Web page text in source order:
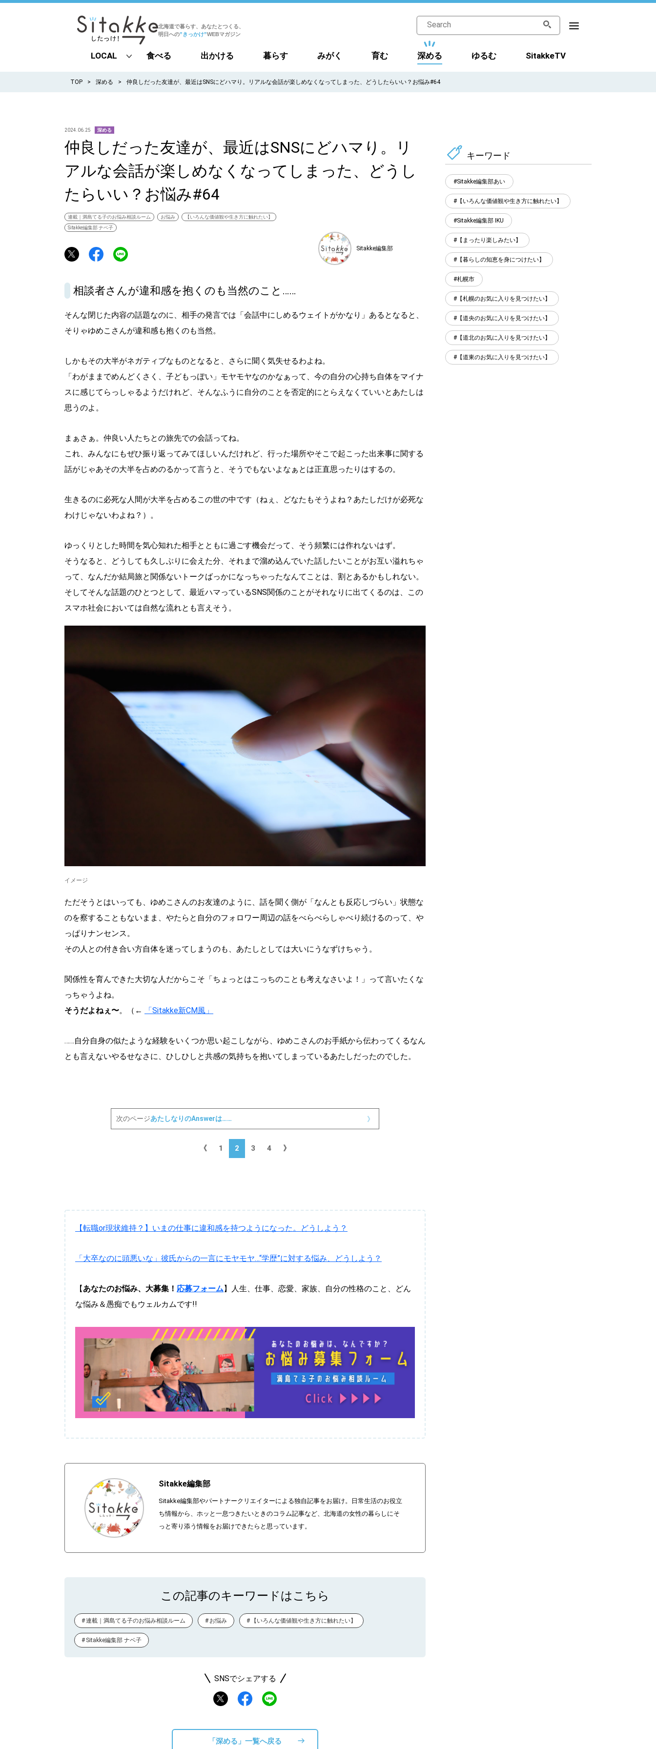
北海道で暮らす、あなたとつくる、
明日への”きっかけ”WEBマガジン
北海道で暮らす、あなたとつくる、
明日への”きっかけ”WEBマガジン
検索する
LOCAL
KEYWORD
LOCAL
all
道北
道南
道東
道央
食べる 出かける 暮らす みがく 育む 深める ゆるむ SitakkeTV
TOP 深める 仲良しだった友達が、最近はSNSにどハマり。リアルな会話が楽しめなくなってしまった、どうしたらいい？お悩み#64
2024.06.25 深める
仲良しだった友達が、最近はSNSにどハマり。リ
アルな会話が楽しめなくなってしまった、どうし
たらいい？お悩み#64
連載｜満島てる子のお悩み相談ルーム お悩み
【いろんな価値観や生き方に触れたい】
Sitakke編集部 ナベ子
Sitakke編集部
相談者さんが違和感を抱くのも当然のこと……
そんな閉じた内容の話題なのに、相手の発言では「会話中にしめるウェイトがかなり」あるとなると、
そりゃゆめこさんが違和感も抱くのも当然。
しかもその大半がネガティブなものとなると、さらに聞く気失せるわよね。
「わがままでめんどくさく、子どもっぽい」モヤモヤなのかなぁって、今の自分の心持ち自体をマイナ
スに感じてらっしゃるようだけれど、そんなふうに自分のことを否定的にとらえなくていいとあたしは
思うのよ。
まぁさぁ。仲良い人たちとの旅先での会話ってね。
これ、みんなにもぜひ振り返ってみてほしいんだけれど、行った場所やそこで起こった出来事に関する
話がじゃあその大半を占めのるかって言うと、そうでもないよなぁとは正直思ったりはするの。
生きるのに必死な人間が大半を占めるこの世の中です（ねぇ、どなたもそうよね？あたしだけが必死な
わけじゃないわよね？）。
ゆっくりとした時間を気心知れた相手とともに過ごす機会だって、そう頻繁には作れないはず。
そうなると、どうしても久しぶりに会えた分、それまで溜め込んでいた話したいことがお互い溢れちゃ
って、なんだか結局旅と関係ないトークばっかになっちゃったなんてことは、割とあるかもしれない。
そしてそんな話題のひとつとして、最近ハマっているSNS関係のことがそれなりに出てくるのは、この
スマホ社会においては自然な流れとも言えそう。
イメージ
ただそうとはいっても、ゆめこさんのお友達のように、話を聞く側が「なんとも反応しづらい」状態な
のを察することもないまま、やたらと自分のフォロワー周辺の話をべらべらしゃべり続けるのって、や
っぱりナンセンス。
その人との付き合い方自体を迷ってしまうのも、あたしとしては大いにうなずけちゃう。
関係性を育んできた大切な人だからこそ「ちょっとはこっちのことも考えなさいよ！」って言いたくな
っちゃうよね。
そうだよねぇ〜。（← 「Sitakke新CM風」
……自分自身の似たような経験をいくつか思い起こしながら、ゆめこさんのお手紙から伝わってくるなん
とも言えないやるせなさに、ひしひしと共感の気持ちを抱いてしまっているあたしだったのでした。
次のページあたしなりのAnswerは…… 》
《 1 2 3 4 》
【転職or現状維持？】いまの仕事に違和感を持つようになった。どうしよう？
「大卒なのに頭悪いな」彼氏からの一言にモヤモヤ…“学歴”に対する悩み、どうしよう？
【 あなたのお悩み、大募集！ 応募フォーム】人生、仕事、恋愛、家族、自分の性格のこと、どん
な悩み＆愚痴でもウェルカムです!!
Sitakke編集部
Sitakke編集部やパートナークリエイターによる独自記事をお届け。日常生活のお役立
ち情報から、ホッと一息つきたいときのコラム記事など、北海道の女性の暮らしにそ
っと寄り添う情報をお届けできたらと思っています。
この記事のキーワードはこちら
連載｜満島てる子のお悩み相談ルーム お悩み 【いろんな価値観や生き方に触れたい】
Sitakke編集部 ナベ子
SNSでシェアする
「深める」一覧へ戻る
キーワード
Sitakke編集部あい
【いろんな価値観や生き方に触れたい】
Sitakke編集部 IKU
【まったり楽しみたい】
【暮らしの知恵を身につけたい】
札幌市
【札幌のお気に入りを見つけたい】
【道央のお気に入りを見つけたい】
【道北のお気に入りを見つけたい】
【道東のお気に入りを見つけたい】